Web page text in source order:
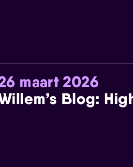
maart 2026
Blog: